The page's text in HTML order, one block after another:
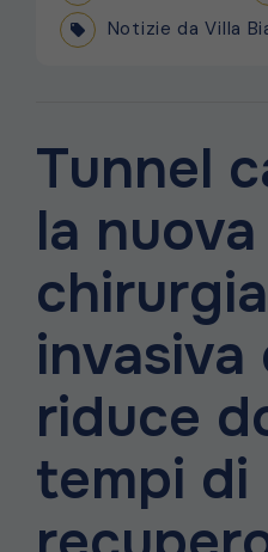
Notizie da Villa
Tunnel
la nuova
invasiva
riduce
tempi di